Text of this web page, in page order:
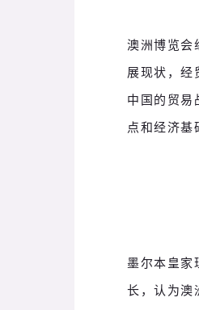
澳洲博览会
展现状，经
中国的贸易
点和经济基
墨尔本皇家
长，认为澳